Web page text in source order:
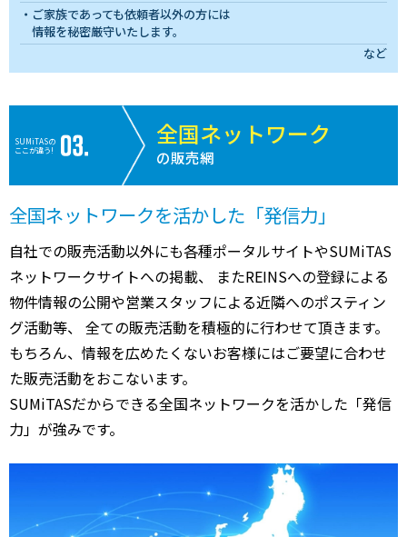
ご家族であっても依頼者以外の方には
情報を秘密厳守いたします。
など
SUMiTASの
ここが違う!
全国ネットワーク
の販売網
全国ネットワークを活かした「発信力」
自社での販売活動以外にも各種ポータルサイトやSUMiTAS
ネットワークサイトへの掲載、 またREINSへの登録による
物件情報の公開や営業スタッフによる近隣へのポスティン
グ活動等、 全ての販売活動を積極的に行わせて頂きます。
もちろん、情報を広めたくないお客様にはご要望に合わせ
た販売活動をおこないます。
SUMiTASだからできる全国ネットワークを活かした「発信
力」が強みです。